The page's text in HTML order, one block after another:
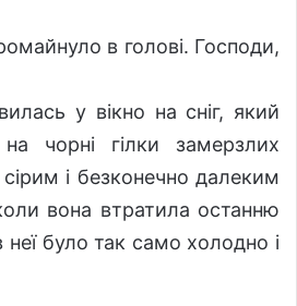
в голові. Господи,
у вікно на сніг, який
чорні гілки замерзлих
і безконечно далеким
вона втратила останню
неї було так само холодно і